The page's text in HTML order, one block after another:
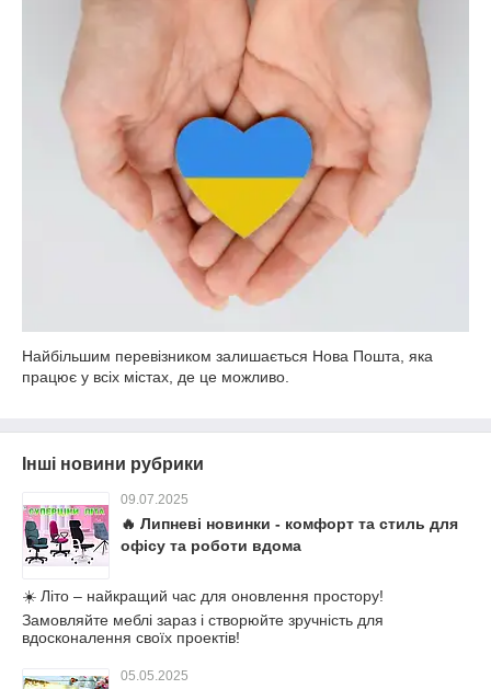
Найбільшим перевізником залишається Нова Пошта, яка
працює у всіх містах, де це можливо.
Інші новини рубрики
09.07.2025
🔥 Липневі новинки - комфорт та стиль для
офісу та роботи вдома
☀️ Літо – найкращий час для оновлення простору!
Замовляйте меблі зараз і створюйте зручність для
вдосконалення своїх проектів!
05.05.2025